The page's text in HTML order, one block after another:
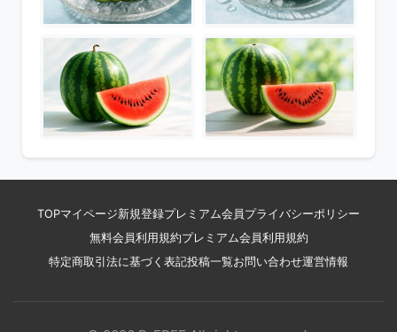
TOPマイページ新規登録プレミアム会員 プライバシーポリシー
無料会員利用規約プレミアム会員利用規約
特定商取引法に基づく表記投稿一覧お問い合わせ運営情報